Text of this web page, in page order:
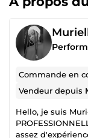
Commande en
Vendeur depuis
Hello, je suis
assez